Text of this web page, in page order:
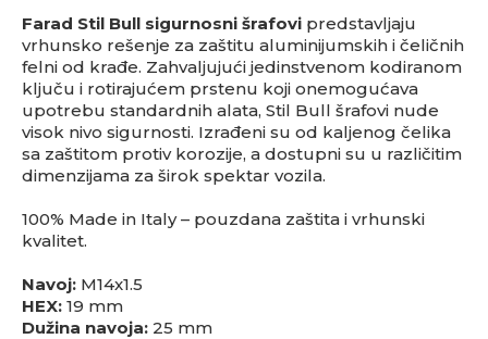
Farad Stil Bull sigurnosni šrafovi predstavljaju
vrhunsko rešenje za zaštitu aluminijumskih i čeličnih
felni od krađe. Zahvaljujući jedinstvenom kodiranom
ključu i rotirajućem prstenu koji onemogućava
upotrebu standardnih alata, Stil Bull šrafovi nude
visok nivo sigurnosti. Izrađeni su od kaljenog čelika
sa zaštitom protiv korozije, a dostupni su u različitim
dimenzijama za širok spektar vozila.
100% Made in Italy – pouzdana zaštita i vrhunski
kvalitet.
Navoj: M14x1.5
HEX: 19 mm
Dužina navoja: 25 mm